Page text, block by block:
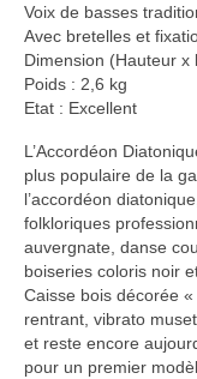
Voix de basses
Avec bretelles et
Dimension (Hauteur
Poids : 2,6 kg
Etat : Excellent
L’Accordéon
plus populaire de la
l’accordéon
folkloriques
auvergnate, danse
boiseries coloris noir
Caisse bois décorée
rentrant, vibrato
et reste encore
pour un premier